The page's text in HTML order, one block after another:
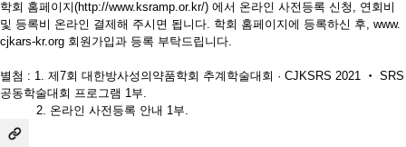
학회 홈페이지(http://www.ksramp.or.kr/) 에서 온라인 사전등록 신청, 연회비
및 등록비 온라인 결제해 주시면 됩니다. 학회 홈페이지에 등록하신 후, www.
cjkars-kr.org 회원가입과 등록 부탁드립니다.
별첨 : 1. 제7회 대한방사성의약품학회 추계학술대회 · CJKSRS 2021 ‧ SRS
공동학술대회 프로그램 1부.
2. 온라인 사전등록 안내 1부.